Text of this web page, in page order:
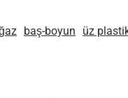
baş-boyun üz